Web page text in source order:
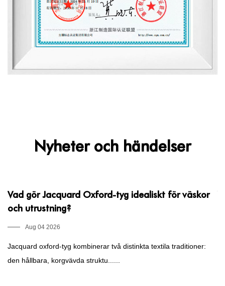
Nyheter och händelser
Vad gör Jacquard Oxford-tyg idealiskt för väskor
och utrustning?
Aug 04 2026
Jacquard oxford-tyg kombinerar två distinkta textila traditioner:
den hållbara, korgvävda struktu......